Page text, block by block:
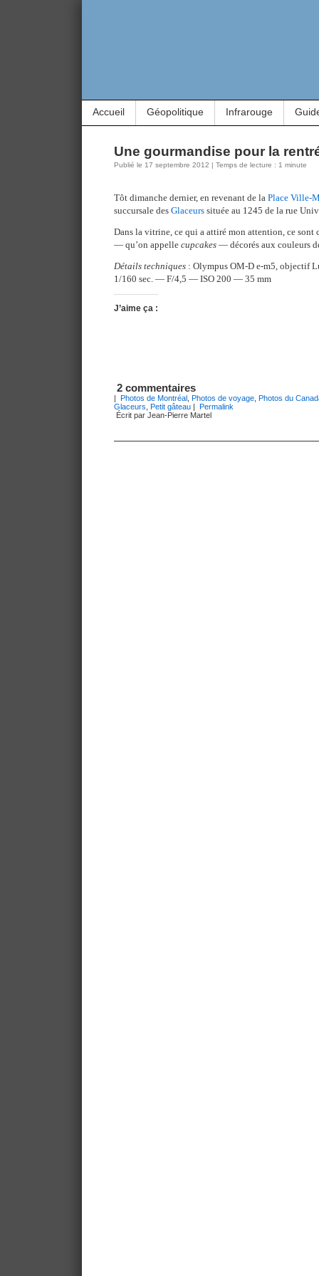
Accueil Géopolitique Infrarouge
Une gourmandise pour la
Publié le 17 septembre 2012 | Temps de lecture : 1 minute
Tôt dimanche dernier, en revenant de la Place Ville-
succursale des Glaceurs située au 1245 de la rue
Dans la vitrine, ce qui a attiré mon attention, ce sont
— qu’on appelle cupcakes — décorés aux couleurs
Détails techniques : Olympus OM-D e-m5, objectif
1/160 sec. — F/4,5 — ISO 200 — 35 mm
J’aime ça :
2 commentaires
| Photos de Montréal Photos de voyage Photos du
Glaceurs Petit gâteau | Permalink
Écrit par Jean-Pierre Martel